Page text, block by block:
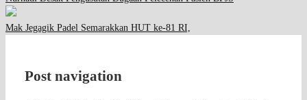
Mak Jegagik Padel Semarakkan HUT ke-81 RI,
Post navigation